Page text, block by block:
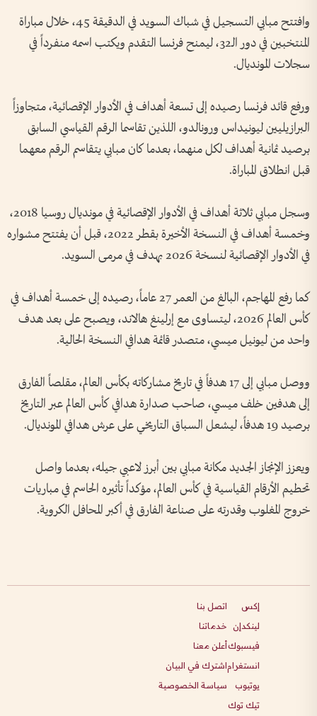
وافتتح مبابي التسجيل في شباك السويد في الدقيقة 45، خلال مباراة
المنتخبين في دور الـ32، ليمنح فرنسا التقدم ويكتب اسمه منفرداً في
سجلات المونديال.
ورفع قائد فرنسا رصيده إلى تسعة أهداف في الأدوار الإقصائية، متجاوزاً
البرازيليين ليونيداس ورونالدو، اللذين تقاسما الرقم القياسي السابق
برصيد ثمانية أهداف لكل منهما، بعدما كان مبابي يتقاسم الرقم معهما
قبل انطلاق المباراة.
وسجل مبابي ثلاثة أهداف في الأدوار الإقصائية في مونديال روسيا 2018،
وخمسة أهداف في النسخة الأخيرة بقطر 2022، قبل أن يفتتح مشواره
في الأدوار الإقصائية لنسخة 2026 بهدف في مرمى السويد.
كما رفع المهاجم، البالغ من العمر 27 عاماً، رصيده إلى خمسة أهداف في
كأس العالم 2026، ليتساوى مع إرلينغ هالاند، ويصبح على بعد هدف
واحد من ليونيل ميسي، متصدر قائمة هدافي النسخة الحالية.
ووصل مبابي إلى 17 هدفاً في تاريخ مشاركاته بكأس العالم، مقلصاً الفارق
إلى هدفين خلف ميسي، صاحب صدارة هدافي كأس العالم عبر التاريخ
برصيد 19 هدفاً، ليشعل السباق التاريخي على عرش هدافي المونديال.
ويعزز الإنجاز الجديد مكانة مبابي بين أبرز لاعبي جيله، بعدما واصل
تحطيم الأرقام القياسية في كأس العالم، مؤكداً تأثيره الحاسم في مباريات
خروج المغلوب وقدرته على صناعة الفارق في أكبر المحافل الكروية.
إكس
لينكدإن
فيسبوك
انستغرام
يوتيوب
تيك توك
اتصل بنا
خدماتنا
أعلن معنا
اشترك في البيان
سياسة الخصوصية